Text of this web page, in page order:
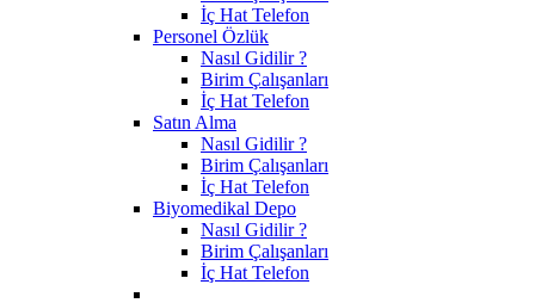
İç Hat Telefon
Personel Özlük
Nasıl Gidilir ?
Birim Çalışanları
İç Hat Telefon
Satın Alma
Nasıl Gidilir ?
Birim Çalışanları
İç Hat Telefon
Biyomedikal Depo
Nasıl Gidilir ?
Birim Çalışanları
İç Hat Telefon